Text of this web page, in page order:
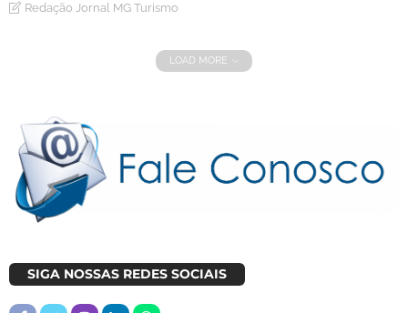
Redação Jornal MG Turismo
LOAD MORE
SIGA NOSSAS REDES SOCIAIS